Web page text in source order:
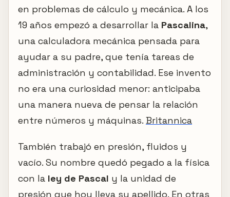
en problemas de cálculo y mecánica. A los
19 años empezó a desarrollar la Pascalina,
una calculadora mecánica pensada para
ayudar a su padre, que tenía tareas de
administración y contabilidad. Ese invento
no era una curiosidad menor: anticipaba
una manera nueva de pensar la relación
entre números y máquinas. Britannica
También trabajó en presión, fluidos y
vacío. Su nombre quedó pegado a la física
con la ley de Pascal y la unidad de
presión que hoy lleva su apellido. En otras